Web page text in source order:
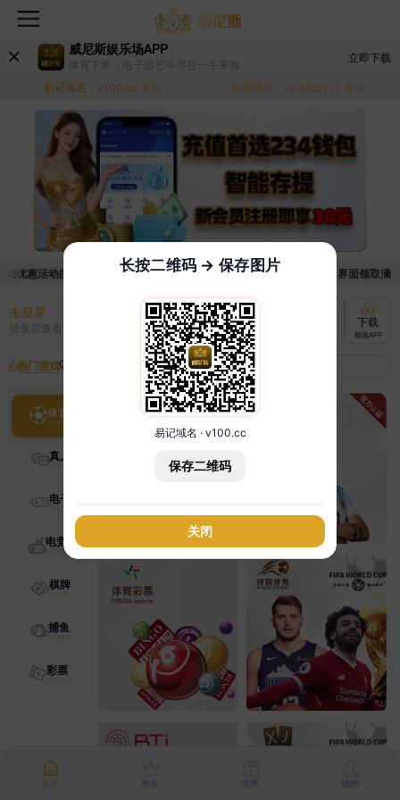
威尼斯娱乐场APP
体育下单，电子游艺等尽在一手掌握
立即下载
易记域名： v100.cc 复制 备用域名： vv20261.cc 复制
优惠活动的手续麻烦，已新增优惠系统，现在可以前往【福利中心】界面领取满
未登录
登录后查看 充值
快速到账
下载
极速APP
热门游戏
体育
真人
电子
电竞
棋牌
捕鱼
彩票
首页 资金 优惠 我的
长按二维码 → 保存图片
易记域名 · v100.cc
保存二维码
关闭